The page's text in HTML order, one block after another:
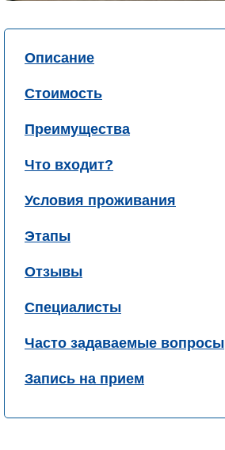
Описание
Стоимость
Преимущества
Что входит?
Условия проживания
Этапы
Отзывы
Специалисты
Часто задаваемые вопросы
Запись на прием